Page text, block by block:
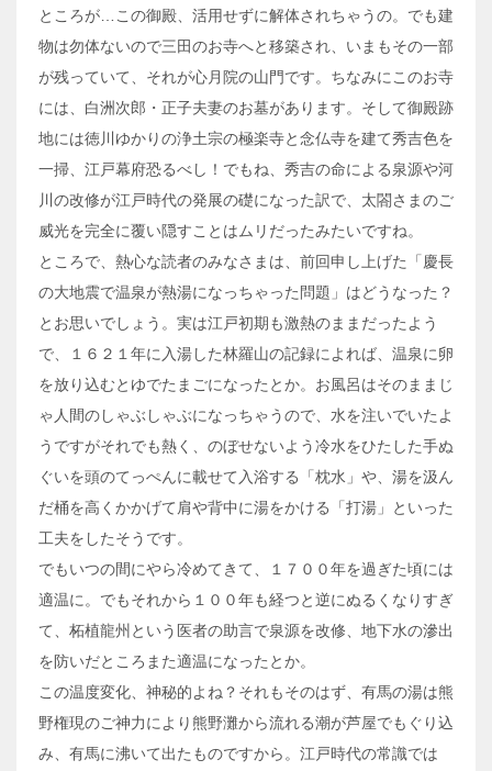
ところが…この御殿、活用せずに解体されちゃうの。でも建
物は勿体ないので三田のお寺へと移築され、いまもその一部
が残っていて、それが心月院の山門です。ちなみにこのお寺
には、白洲次郎・正子夫妻のお墓があります。そして御殿跡
地には徳川ゆかりの浄土宗の極楽寺と念仏寺を建て秀吉色を
一掃、江戸幕府恐るべし！でもね、秀吉の命による泉源や河
川の改修が江戸時代の発展の礎になった訳で、太閤さまのご
威光を完全に覆い隠すことはムリだったみたいですね。
ところで、熱心な読者のみなさまは、前回申し上げた「慶長
の大地震で温泉が熱湯になっちゃった問題」はどうなった？
とお思いでしょう。実は江戸初期も激熱のままだったよう
で、１６２１年に入湯した林羅山の記録によれば、温泉に卵
を放り込むとゆでたまごになったとか。お風呂はそのままじ
ゃ人間のしゃぶしゃぶになっちゃうので、水を注いでいたよ
うですがそれでも熱く、のぼせないよう冷水をひたした手ぬ
ぐいを頭のてっぺんに載せて入浴する「枕水」や、湯を汲ん
だ桶を高くかかげて肩や背中に湯をかける「打湯」といった
工夫をしたそうです。
でもいつの間にやら冷めてきて、１７００年を過ぎた頃には
適温に。でもそれから１００年も経つと逆にぬるくなりすぎ
て、柘植龍州という医者の助言で泉源を改修、地下水の滲出
を防いだところまた適温になったとか。
この温度変化、神秘的よね？それもそのはず、有馬の湯は熊
野権現のご神力により熊野灘から流れる潮が芦屋でもぐり込
み、有馬に沸いて出たものですから。江戸時代の常識では